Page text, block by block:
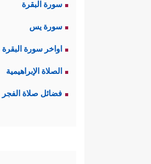
سورة البقرة
سورة يس
اواخر سورة البقرة
الصلاة الإبراهيمية
فضائل صلاة الفجر